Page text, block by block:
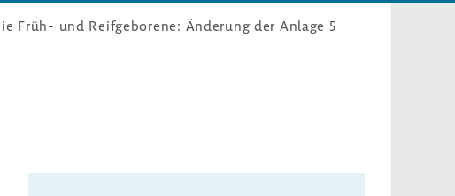
Früh- und Reifgeborene: Änderung der Anlage 5